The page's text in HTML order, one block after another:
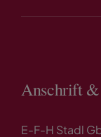
Anschrift
E-F-H Stadl